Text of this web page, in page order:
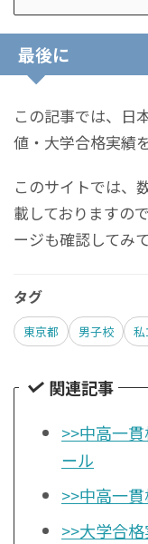
最後に
この記事では、日
値・大学合格実績
このサイトでは、
載しておりますの
ージも確認してみ
タグ
東京都 男子校
関連記事
>>中高一
ール
>>中高一
>>大学合